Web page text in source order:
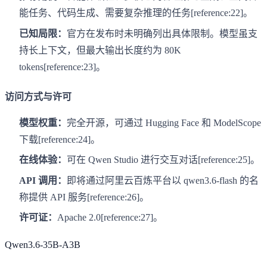
能任务、代码生成、需要复杂推理的任务[reference:22]。
已知局限： 官方在发布时未明确列出具体限制。模型虽支
持长上下文，但最大输出长度约为 80K
tokens[reference:23]。
访问方式与许可
模型权重： 完全开源，可通过 Hugging Face 和 ModelScope
下载[reference:24]。
在线体验： 可在 Qwen Studio 进行交互对话[reference:25]。
API 调用：
即将通过阿里云百炼平台以 qwen3.6-flash 的名
称提供 API 服务[reference:26]。
许可证： Apache 2.0[reference:27]。
Qwen3.6-35B-A3B